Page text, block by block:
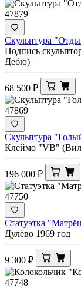
47879
Скульптура
Подпись
Дебю)
68 500 ₽
47869
Скульптура
Клеймо "VB"
196 000 ₽
47750
Статуэтка
Дулёво 1969 год
9 300 ₽
47748